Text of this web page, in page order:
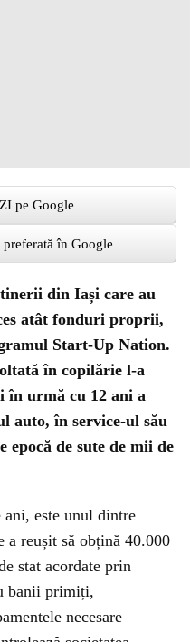
pe Google
preferată în Google
din Iași care au
atât fonduri proprii,
Start-Up Nation.
în copilărie l-a
în urmă cu 12 ani a
auto, în service-ul său
de sute de mii de
este unul dintre
a reușit să obțină 40.000
stat acordate prin
banii primiți,
necesare